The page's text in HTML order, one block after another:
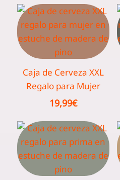
Caja de Cerveza XXL
Regalo para Mujer
19,99€